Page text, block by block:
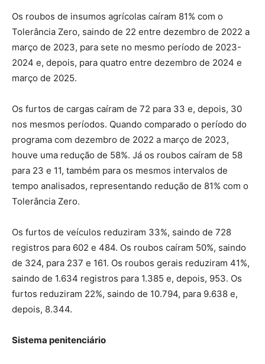
Os roubos de insumos agrícolas caíram 81% com o
Tolerância Zero, saindo de 22 entre dezembro de 2022 a
março de 2023, para sete no mesmo período de 2023-
2024 e, depois, para quatro entre dezembro de 2024 e
março de 2025.
Os furtos de cargas caíram de 72 para 33 e, depois, 30
nos mesmos períodos. Quando comparado o período do
programa com dezembro de 2022 a março de 2023,
houve uma redução de 58%. Já os roubos caíram de 58
para 23 e 11, também para os mesmos intervalos de
tempo analisados, representando redução de 81% com o
Tolerância Zero.
Os furtos de veículos reduziram 33%, saindo de 728
registros para 602 e 484. Os roubos caíram 50%, saindo
de 324, para 237 e 161. Os roubos gerais reduziram 41%,
saindo de 1.634 registros para 1.385 e, depois, 953. Os
furtos reduziram 22%, saindo de 10.794, para 9.638 e,
depois, 8.344.
Sistema penitenciário